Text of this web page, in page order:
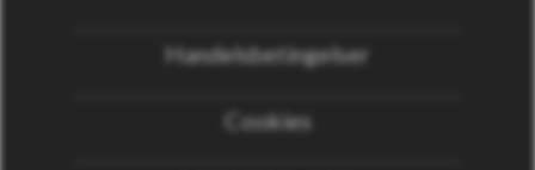
Handelsbetingelser
Cookies